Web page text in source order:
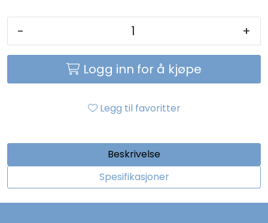
- +
Logg inn for å kjøpe
Legg til favoritter
Beskrivelse
Spesifikasjoner